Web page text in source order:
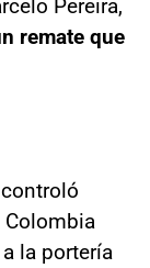
Pereira,
remate que
a la portería